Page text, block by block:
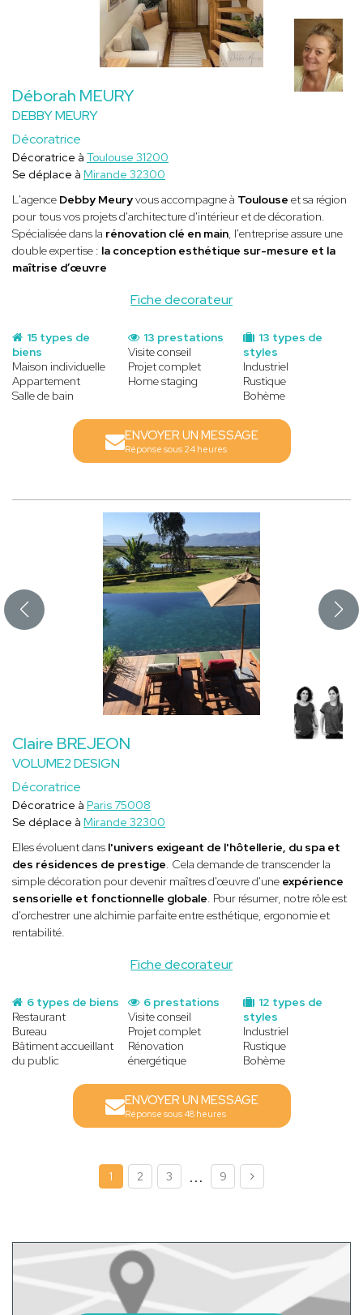
Déborah MEURY
DEBBY MEURY
Décoratrice
Fiche decorateur
Décoratrice à Toulouse 31200
Se déplace à Mirande 32300
L'agence Debby Meuryvous accompagne à Toulouse et sa région
pour tous vos projets d'architecture d'intérieur et de décoration.
Spécialisée dans la rénovation clé en main, l'entreprise assure une
double expertise : la conception esthétique sur-mesure et la
maîtrise d’œuvre
15 types de
biens
Maison individuelle
Appartement
Salle de bain
13 types de
styles
Industriel
Rustique
Bohème
13 prestations
Visite conseil
Projet complet
Home staging
ENVOYER UN MESSAGE
Réponse sous 24 heures
Claire BREJEON
VOLUME2 DESIGN
Décoratrice
Fiche decorateur
Décoratrice à Paris 75008
Se déplace à Mirande 32300
Elles évoluent dans l'univers exigeant de l'hôtellerie, du spa et
des résidences de prestige. Cela demande de transcender la
simple décoration pour devenir maîtres d'œuvre d'une expérience
sensorielle et fonctionnelle globale. Pour résumer, notre rôle est
d'orchestrer une alchimie parfaite entre esthétique, ergonomie et
rentabilité.
6 types de biens
Restaurant
Bureau
Bâtiment accueillant
du public
12 types de
styles
Industriel
Rustique
Bohème
6 prestations
Visite conseil
Projet complet
Rénovation
énergétique
ENVOYER UN MESSAGE
Réponse sous 48 heures
1 2 3 ... 9